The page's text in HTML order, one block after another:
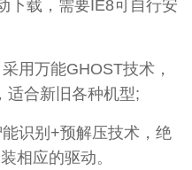
下载，需要IE8可自行安
用万能GHOST技术，
适合新旧各种机型;
识别+预解压技术，绝
相应的驱动。